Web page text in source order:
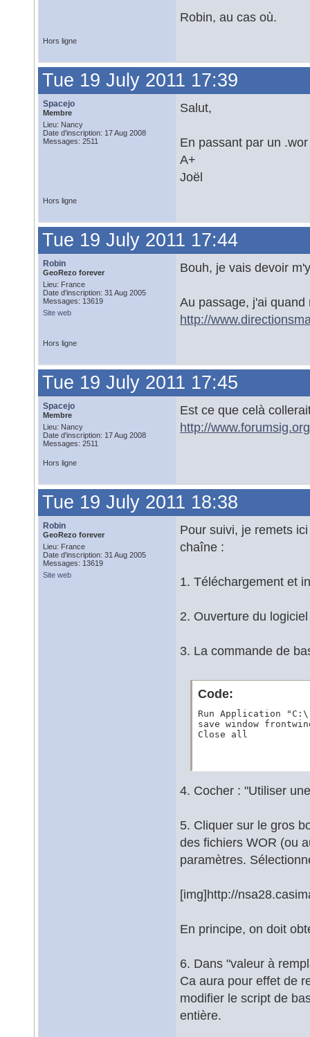
Robin, au cas où.
Hors ligne
Tue 19 July 2011 17:39
Spacejo
Membre
Lieu: Nancy
Date d'inscription: 17 Aug 2008
Messages: 2511
Salut,
En passant par un
A+
Joël
Hors ligne
Tue 19 July 2011 17:44
Robin
GeoRezo forever
Lieu: France
Date d'inscription: 31 Aug 2005
Messages: 13619
Site web
Bouh, je vais devoir
Au passage, j'ai
http://
Hors ligne
Tue 19 July 2011 17:45
Spacejo
Membre
Lieu: Nancy
Date d'inscription: 17 Aug 2008
Messages: 2511
Est ce que celà
http://
Hors ligne
Tue 19 July 2011 18:38
Robin
GeoRezo forever
Lieu: France
Date d'inscription: 31 Aug 2005
Messages: 13619
Site web
Pour suivi, je remets
chaîne :
1. Téléchargement et
2. Ouverture du
3. La commande de
Code:
Run Application
save window
Close all
4. Cocher : "Utiliser
5. Cliquer sur le gros
des fichiers WOR (ou
paramètres.
[img]http://
En principe, on doit
6. Dans "valeur à
Ca aura pour effet de
modifier le script de
entière.